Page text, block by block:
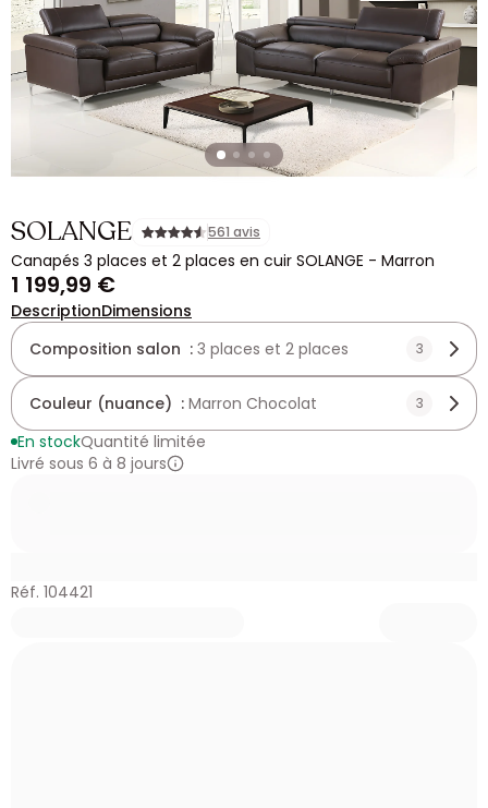
SOLANGE 561 avis
Canapés 3 places et 2 places en cuir SOLANGE - Marron
1 199,99 €
DescriptionDimensions
Composition salon : 3 places et 2 places 3
Couleur (nuance) : Marron Chocolat 3
En stockQuantité limitée
Livré sous 6 à 8 jours
Réf. 104421